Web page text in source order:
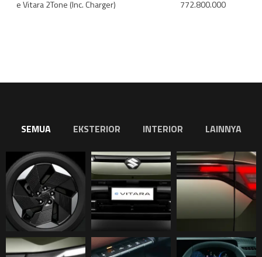
e Vitara 2Tone (Inc. Charger)
772.800.000
SEMUA EKSTERIOR INTERIOR LAINNYA